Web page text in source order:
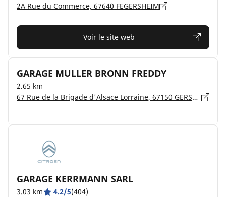
2A Rue du Commerce, 67640 FEGERSHEIM
Voir le site web
GARAGE MULLER BRONN FREDDY
2.65 km
67 Rue de la Brigade d'Alsace Lorraine, 67150 GERSTHEIM
GARAGE KERRMANN SARL
3.03 km 4.2/5(404)